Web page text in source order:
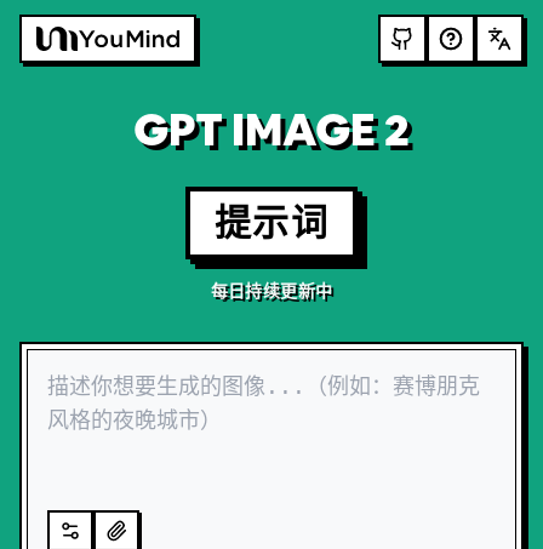
GPT IMAGE 2
提示词
每日持续更新中